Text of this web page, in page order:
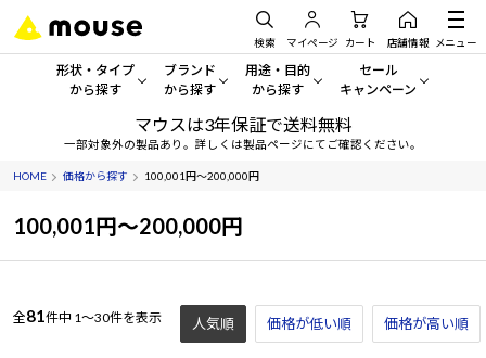
検索 マイページ カート 店舗情報 メニュー
形状・タイプ
から探す
形状・タイプから探す をすべてみる
デスクトップPC
ノートPC
ブランド
から探す
mouse
G TUNE
NEXTGEAR
MousePro
用途・目的
から探す
一般向けパソコン
ゲーミングPC・ゲーム向けパソコン
学習向けパソコン
セール
キャンペーン
セール・キャンペー
おすすめ目玉パソコン
マウスは3年保証で送料無料
一部対象外の製品あり。詳しくは製品ページにてご確認ください。
HOME 価格から探す 100,001円～200,000円
100,001円～200,000円
全81 件中 1～30件を表示 人気順 価格が低い順 価格が高い順